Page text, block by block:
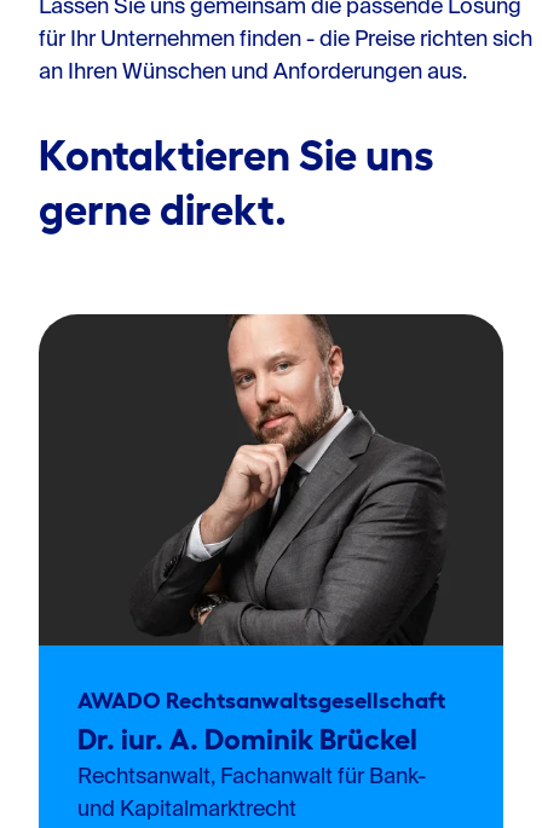
Lassen Sie uns gemeinsam die passende Lösung
für Ihr Unternehmen finden - die Preise richten sich
an Ihren Wünschen und Anforderungen aus.
Kontaktieren Sie uns
gerne direkt.
AWADO Rechtsanwaltsgesellschaft
Dr. iur. A. Dominik Brückel
Rechtsanwalt, Fachanwalt für Bank-
und Kapitalmarktrecht